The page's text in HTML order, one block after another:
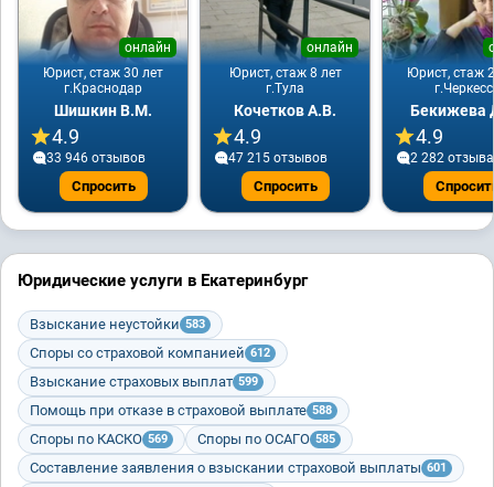
Юрист, стаж 30 лет
онлайн
г.Краснодар
Шишкин В.М.
4.9
33 946 отзывов
Спросить
Юрист, стаж 8 лет
онлайн
г.Тула
Кочетков А.В.
4.9
47 215 отзывов
Спросить
Юрист, стаж
Бекижева
4.9
2 282 отзывa
Юридические услуги в Екатеринбург
Взыскание неустойки 583
Споры со страховой компанией 612
Взыскание страховых выплат 599
Помощь при отказе в страховой выплате 588
Споры по КАСКО 569 Споры по ОСАГО 585
Составление заявления о взыскании страховой выплаты 601